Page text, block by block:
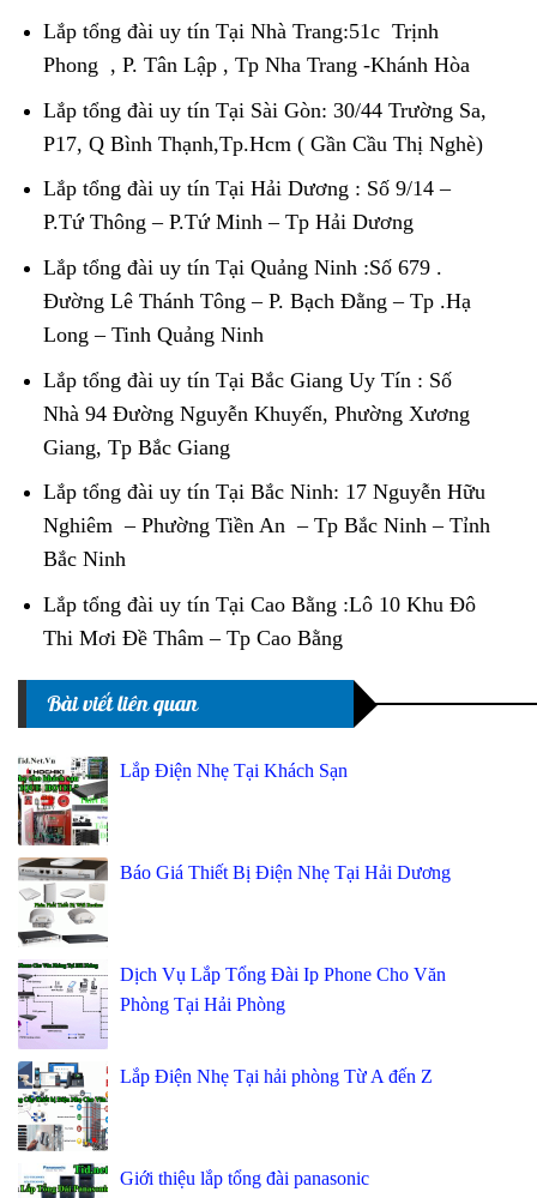
Lắp tổng đài uy tín Tại Nhà Trang:51c Trịnh
Phong , P. Tân Lập , Tp Nha Trang -Khánh Hòa
Lắp tổng đài uy tín Tại Sài Gòn: 30/44 Trường Sa,
P17, Q Bình Thạnh,Tp.Hcm ( Gần Cầu Thị Nghè)
Lắp tổng đài uy tín Tại Hải Dương : Số 9/14 –
P.Tứ Thông – P.Tứ Minh – Tp Hải Dương
Lắp tổng đài uy tín Tại Quảng Ninh :Số 679 .
Đường Lê Thánh Tông – P. Bạch Đằng – Tp .Hạ
Long – Tinh Quảng Ninh
Lắp tổng đài uy tín Tại Bắc Giang Uy Tín : Số
Nhà 94 Đường Nguyễn Khuyến, Phường Xương
Giang, Tp Bắc Giang
Lắp tổng đài uy tín Tại Bắc Ninh: 17 Nguyễn Hữu
Nghiêm – Phường Tiền An – Tp Bắc Ninh – Tỉnh
Bắc Ninh
Lắp tổng đài uy tín Tại Cao Bằng :Lô 10 Khu Đô
Thi Mơi Đề Thâm – Tp Cao Bằng
Bài viết liên quan
Lắp Điện Nhẹ Tại Khách Sạn
Báo Giá Thiết Bị Điện Nhẹ Tại Hải Dương
Dịch Vụ Lắp Tổng Đài Ip Phone Cho Văn
Phòng Tại Hải Phòng
Lắp Điện Nhẹ Tại hải phòng Từ A đến Z
Giới thiệu lắp tổng đài panasonic